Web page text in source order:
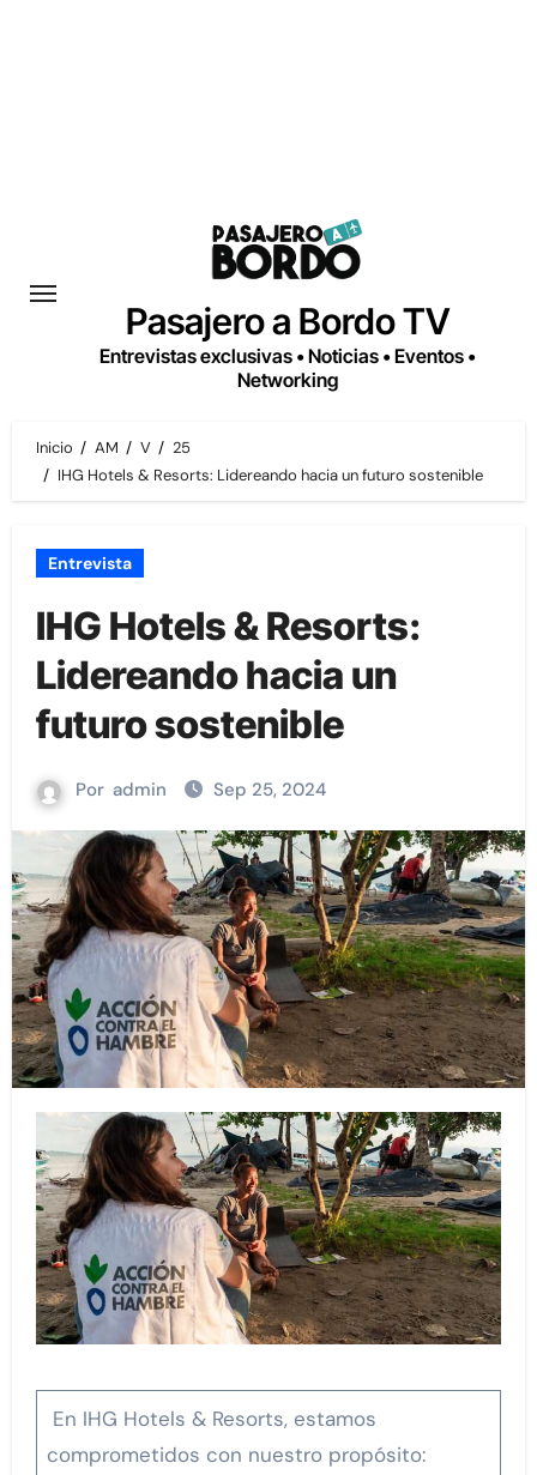
Pasajero a Bordo TV
Entrevistas exclusivas • Noticias • Eventos •
Networking
Inicio AM V
25
IHG Hotels & Resorts: Lidereando hacia un futuro sostenible
Entrevista
IHG Hotels & Resorts:
Lidereando hacia un
futuro sostenible
Por admin Sep 25, 2024
En IHG Hotels & Resorts, estamos
comprometidos con nuestro propósito: